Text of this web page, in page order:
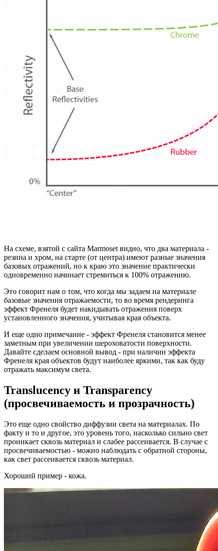
На схеме, взятой с сайта Marmoset видно, что два материала -
резина и хром, на старте (от центра) имеют разные значения
базовых отражений, но к краю это значение практически
одновременно начинает стремиться к 100% отражению.
Это говорит нам о том, что когда мы задаем на материале
базовые значения отражаемости, то во время рендеринга
эффект Френеля будет накидывать отражения поверх
установленного значения, учитывая края объекта.
И еще одно примечание - эффект Френеля становится менее
заметным при увеличении шероховатости поверхности.
Давайте сделаем основной вывод - при наличии эффекта
Френеля края объектов будут наиболее яркими, так как буду
отражать максимум света.
Translucency и Transparency
(просвечиваемость и прозрачность)
Это еще одно свойство диффузии света на материалах. По
факту и то и другое, это уровень того, насколько сильно свет
проникает сквозь материал и слабее рассеивается. В случае с
просвечиваемостью - можно наблюдать с обратной стороны,
как свет рассеивается сквозь материал.
Хороший пример - кожа.